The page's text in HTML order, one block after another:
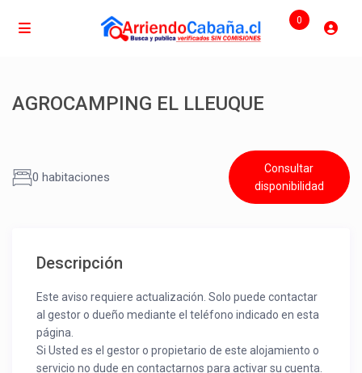
0
AGROCAMPING EL LLEUQUE
0 habitaciones
Consultar
disponibilidad
Descripción
Este aviso requiere actualización. Solo puede contactar
al gestor o dueño mediante el teléfono indicado en esta
página.
Si Usted es el gestor o propietario de este alojamiento o
servicio no dude en contactarnos para activar su cuenta.